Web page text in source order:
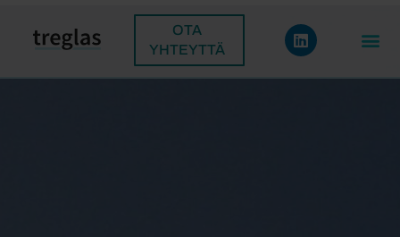
OTA
YHTEYTTÄ